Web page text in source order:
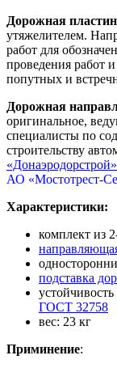
Дорожная
утяжелителем.
работ для
проведения работ
попутных и
Дорожная
оригинальное,
специалисты по
строительству
«Донаэродорстрой»
АО «Мостотрест-
Характеристики:
комплект из
подставка
ГОСТ 32758
вес: 23 кг
Приминение: